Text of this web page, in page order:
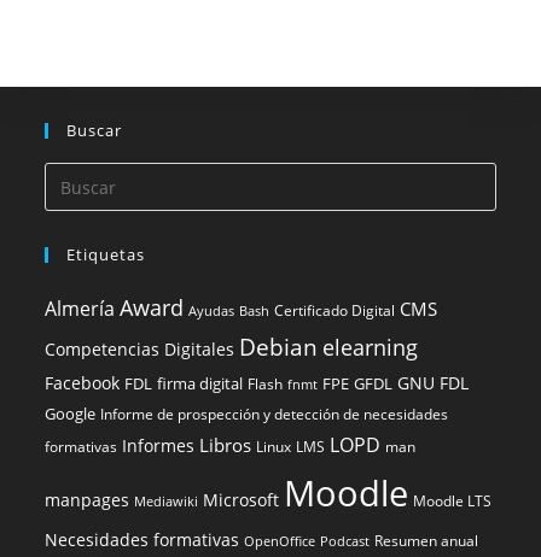
Buscar
Etiquetas
Almería Award Ayudas Bash Certificado Digital CMS
Competencias Digitales Debian elearning
Facebook FDL firma digital Flash fnmt FPE GFDL GNU FDL
Google Informe de prospección y detección de necesidades
formativas Informes Libros Linux LMS LOPD man
manpages Mediawiki Microsoft Moodle Moodle LTS
Necesidades formativas OpenOffice Podcast Resumen anual